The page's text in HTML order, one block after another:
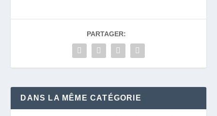
PARTAGER:
DANS LA MÊME CATÉGORIE